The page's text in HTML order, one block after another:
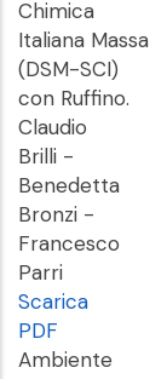
Chimica
Italiana Massa
(DSM-SCI)
con Ruffino.
Claudio
Brilli -
Benedetta
Bronzi -
Francesco
Parri
Scarica
PDF
Ambiente